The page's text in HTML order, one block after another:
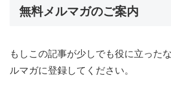
無料メルマガのご案内
もしこの記事が少しでも役に立った
ルマガに登録してください。